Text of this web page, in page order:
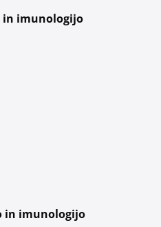
imunologijo
in imunologijo